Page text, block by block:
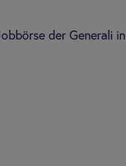
der Generali in